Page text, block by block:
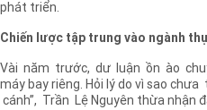
phát triển.
Chiến lược tập trung vào ngành
Vài năm trước, dư luận ồn ào
máy bay riêng. Hỏi lý do vì sao
cánh”, Trần Lệ Nguyên thừa nhận